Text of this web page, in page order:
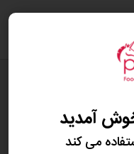
آمدید
می کند